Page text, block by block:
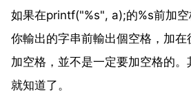
如果在printf("%s", a);的%s前加
你輸出的字串前輸出個空格，加
加空格，並不是一定要加空格的
就知道了。